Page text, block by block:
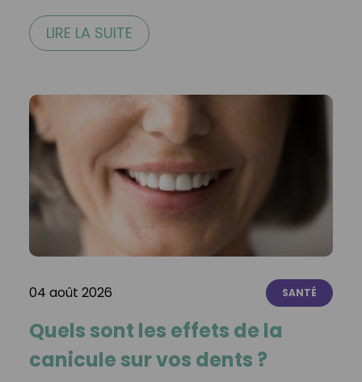
LIRE LA SUITE
04 août 2026 SANTÉ
Quels sont les effets de la
canicule sur vos dents ?